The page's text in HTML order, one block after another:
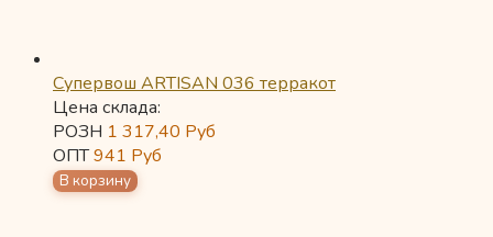
Супервош ARTISAN 036 терракот
Цена склада:
РОЗН 1 317,40 Руб
ОПТ941 Руб